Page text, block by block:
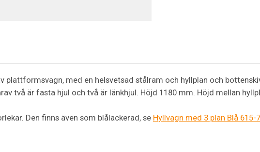
plattformsvagn, med en helsvetsad stålram och hyllplan och
två är fasta hjul och två är länkhjul. Höjd 1180 mm. Höjd mellan
Den finns även som blålackerad, se Hyllvagn med 3 plan Blå 615-